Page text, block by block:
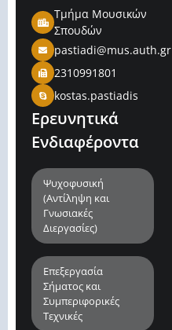
Τμήμα Μουσικών
Σπουδών
pastiadi@mus.auth.gr
2310991801
kostas.pastiadis
Ερευνητικά
Ενδιαφέροντα
Ψυχοφυσική
(Αντίληψη και
Γνωσιακές
Διεργασίες)
Επεξεργασία
Σήματος και
Συμπεριφορικές
Τεχνικές